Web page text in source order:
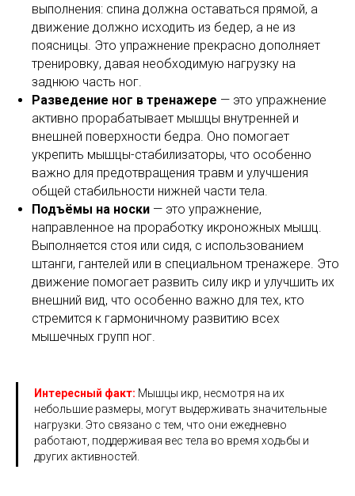
выполнения: спина должна оставаться прямой, а
движение должно исходить из бедер, а не из
поясницы. Это упражнение прекрасно дополняет
тренировку, давая необходимую нагрузку на
заднюю часть ног.
Разведение ног в тренажере — это упражнение
активно прорабатывает мышцы внутренней и
внешней поверхности бедра. Оно помогает
укрепить мышцы-стабилизаторы, что особенно
важно для предотвращения травм и улучшения
общей стабильности нижней части тела.
Подъёмы на носки — это упражнение,
направленное на проработку икроножных мышц.
Выполняется стоя или сидя, с использованием
штанги, гантелей или в специальном тренажере. Это
движение помогает развить силу икр и улучшить их
внешний вид, что особенно важно для тех, кто
стремится к гармоничному развитию всех
мышечных групп ног.
Интересный факт: Мышцы икр, несмотря на их
небольшие размеры, могут выдерживать значительные
нагрузки. Это связано с тем, что они ежедневно
работают, поддерживая вес тела во время ходьбы и
других активностей.